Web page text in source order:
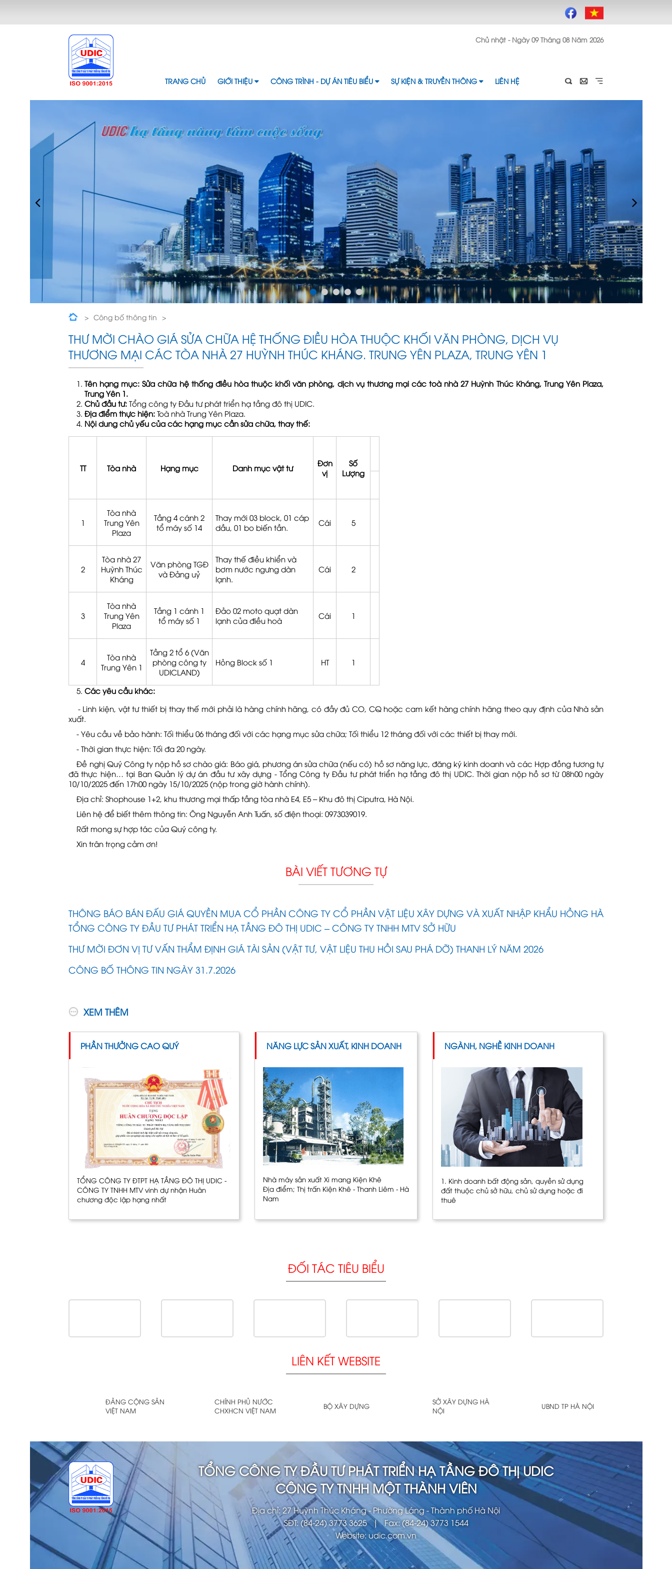
Chủ nhật - Ngày 09 Tháng 08 Năm 2026
TRANG CHỦ GIỚI THIỆU CÔNG TRÌNH - DỰ ÁN TIÊU BIỂU SỰ KIỆN & TRUYỀN THÔNG LIÊN HỆ
Công bố thông tin
THƯ MỜI CHÀO GIÁ SỬA CHỮA HỆ THỐNG ĐIỀU HÒA THUỘC KHỐI VĂN PHÒNG, DỊCH VỤ THƯƠNG MẠI CÁC TÒA NHÀ 27 HUỲNH THÚC KHÁNG. TRUNG YÊN
PLAZA, TRUNG YÊN 1
THƯ MỜI CHÀO GIÁ SỬA CHỮA HỆ THỐNG ĐIỀU HÒA THUỘC KHỐI VĂN PHÒNG, DỊCH VỤ
THƯƠNG MẠI CÁC TÒA NHÀ 27 HUỲNH THÚC KHÁNG. TRUNG YÊN PLAZA, TRUNG YÊN 1
Tên hạng mục: Sửa chữa hệ thống điều hòa thuộc khối văn phòng, dịch vụ thương mại các toà nhà 27 Huỳnh Thúc Kháng, Trung Yên Plaza,
Trung Yên 1.
Chủ đầu tư: Tổng công ty Đầu tư phát triển hạ tầng đô thị UDIC.
Địa điểm thực hiện: Toà nhà Trung Yên Plaza.
Nội dung chủ yếu của các hạng mục cần sửa chữa, thay thế:
TT Tòa nhà Hạng mục Danh mục vật tư
Đơn
vị
Số
Lượng
1
Tòa nhà
Trung Yên
Plaza
Tầng 4 cánh 2
tổ máy số 14
Thay mới 03 block, 01 cáp
dầu, 01 bo biến tần.
Cái 5
2
Tòa nhà 27
Huỳnh Thúc
Kháng
Văn phòng TGĐ
và Đảng uỷ
Thay thế điều khiển và
bơm nước ngưng dàn
lạnh.
Cái 2
3
Tòa nhà
Trung Yên
Plaza
Tầng 1 cánh 1
tổ máy số 1
Đảo 02 moto quạt dàn
lạnh của điều hoà
Cái 1
4
Tòa nhà
Trung Yên 1
Tầng 2 tổ 6 (Văn
phòng công ty
UDICLAND)
Hỏng Block số 1 HT 1
Các yêu cầu khác:
- Linh kiện, vật tư thiết bị thay thế mới phải là hàng chính hãng, có đầy đủ CO, CQ hoặc cam kết hàng chính hãng theo quy định của Nhà sản
xuất.
- Yêu cầu về bảo hành: Tối thiểu 06 tháng đối với các hạng mục sửa chữa; Tối thiểu 12 tháng đối với các thiết bị thay mới.
- Thời gian thực hiện: Tối đa 20 ngày.
Đề nghị Quý Công ty nộp hồ sơ chào giá: Báo giá, phương án sửa chữa (nếu có) hồ sơ năng lực, đăng ký kinh doanh và các Hợp đồng tương tự
đã thực hiện… tại Ban Quản lý dự án đầu tư xây dựng - Tổng Công ty Đầu tư phát triển hạ tầng đô thị UDIC. Thời gian nộp hồ sơ từ 08h00 ngày
10/10/2025 đến 17h00 ngày 15/10/2025 (nộp trong giờ hành chính).
Địa chỉ: Shophouse 1+2, khu thương mại thấp tầng tòa nhà E4, E5 – Khu đô thị Ciputra, Hà Nội.
Liên hệ để biết thêm thông tin: Ông Nguyễn Anh Tuấn, số điện thoại: 0973039019.
Rất mong sự hợp tác của Quý công ty.
Xin trân trọng cảm ơn!
BÀI VIẾT TƯƠNG TỰ
THÔNG BÁO BÁN ĐẤU GIÁ QUYỀN MUA CỔ PHẦN CÔNG TY CỔ PHẦN VẬT LIỆU XÂY DỰNG VÀ XUẤT NHẬP KHẨU HỒNG HÀ
TỔNG CÔNG TY ĐẦU TƯ PHÁT TRIỂN HẠ TẦNG ĐÔ THỊ UDIC – CÔNG TY TNHH MTV SỞ HỮU
THƯ MỜI ĐƠN VỊ TƯ VẤN THẨM ĐỊNH GIÁ TÀI SẢN (VẬT TƯ, VẬT LIỆU THU HỒI SAU PHÁ DỠ) THANH LÝ NĂM 2026
CÔNG BỐ THÔNG TIN NGÀY 31.7.2026
XEM THÊM
PHẦN THƯỞNG CAO QUÝ
TỔNG CÔNG TY ĐTPT HẠ TẦNG ĐÔ THỊ UDIC -
CÔNG TY TNHH MTV vinh dự nhận Huân
chương độc lập hạng nhất
NĂNG LỰC SẢN XUẤT, KINH DOANH
Nhà máy sản xuất Xi mang Kiện Khê
Địa điểm; Thị trấn Kiện Khê - Thanh Liêm - Hà
Nam
NGÀNH, NGHỀ KINH DOANH
1. Kinh doanh bất động sản, quyền sử dụng
đất thuộc chủ sở hữu, chủ sử dụng hoặc đi
thuê
ĐỐI TÁC TIÊU BIỂU
LIÊN KẾT WEBSITE
ĐẢNG CỘNG SẢN
VIỆT NAM
CHÍNH PHỦ NƯỚC
CHXHCN VIỆT NAM
BỘ XÂY DỰNG
SỞ XÂY DỰNG HÀ
NỘI
UBND TP HÀ NỘI
TỔNG CÔNG TY ĐẦU TƯ PHÁT TRIỂN HẠ TẦNG ĐÔ THỊ UDIC
CÔNG TY TNHH MỘT THÀNH VIÊN
Địa chỉ: 27 Huỳnh Thúc Kháng - Phường Láng - Thành phố Hà Nội
SĐT: (84-24) 3773 3625 | Fax: (84-24) 3773 1544
Website: udic.com.vn